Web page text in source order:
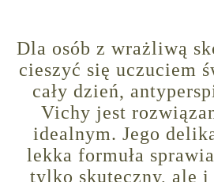
Dla osób z wrażliwą
cieszyć się uczuciem
cały dzień,
Vichy jest
idealnym. Jego
lekka formuła
tylko skuteczny, ale